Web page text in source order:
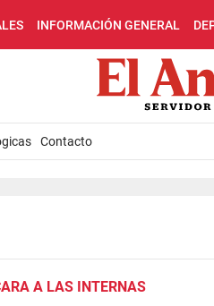
INFORMACIÓN GENERAL
Contacto
A LAS INTERNAS